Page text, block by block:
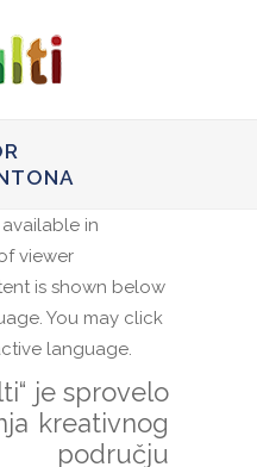
in
viewer
is shown below
You may click
language.
je sprovelo
kreativnog
području